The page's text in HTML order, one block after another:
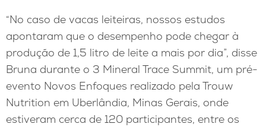
“No caso de vacas leiteiras, nossos estudos
apontaram que o desempenho pode chegar à
produção de 1,5 litro de leite a mais por dia”, disse
Bruna durante o 3 Mineral Trace Summit, um pré-
evento Novos Enfoques realizado pela Trouw
Nutrition em Uberlândia, Minas Gerais, onde
estiveram cerca de 120 participantes, entre os